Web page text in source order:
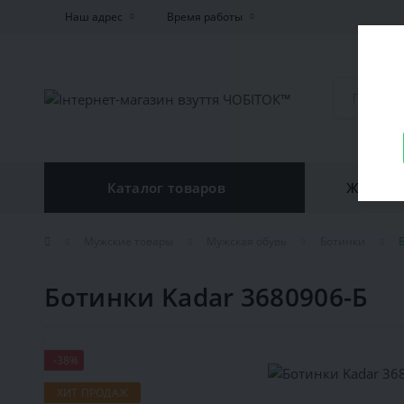
Наш адрес Время работы
Каталог товаров
Ботинки Kadar 3680906-Б
-38%
ХИТ ПРОДАЖ